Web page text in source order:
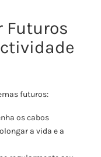
Futuros
futuros:
os cabos
a vida e a